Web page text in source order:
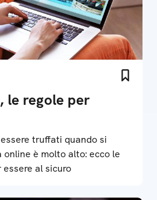
le regole per
truffati quando si
online è molto alto: ecco le
essere al sicuro